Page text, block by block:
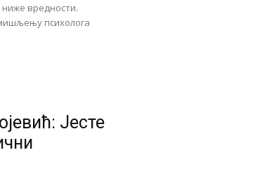
вредности.
психолога
Јесте